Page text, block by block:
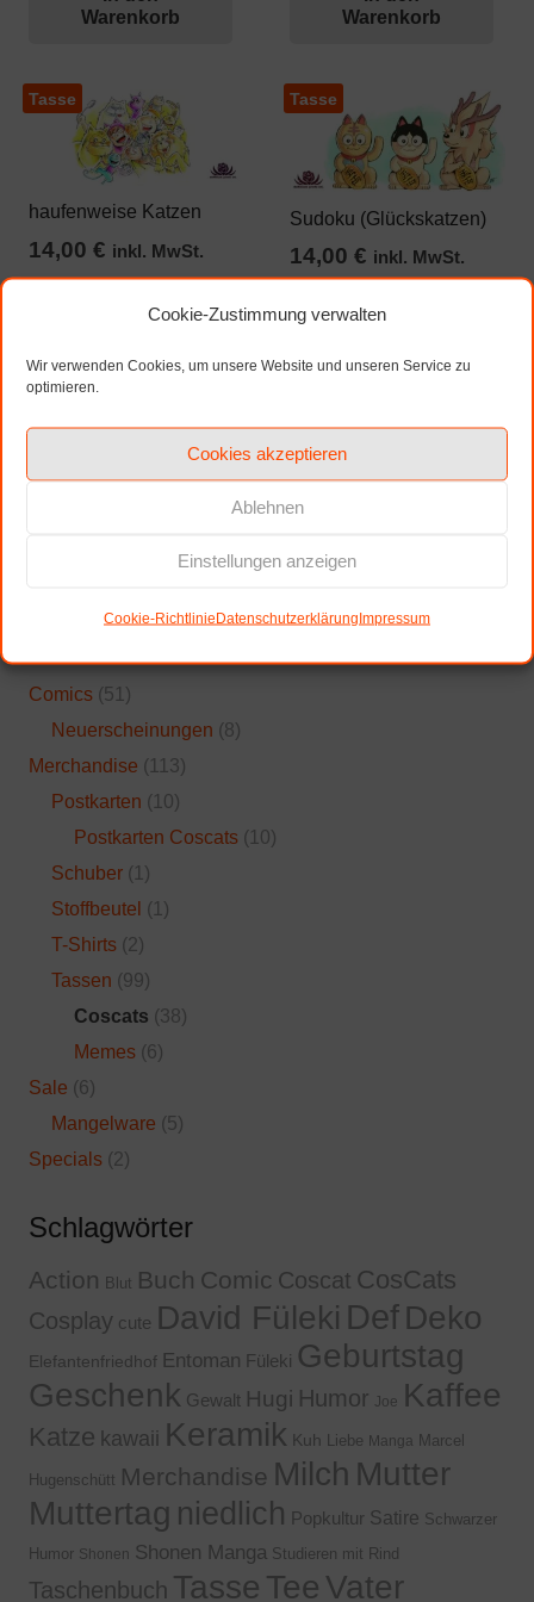
Cookie-Zustimmung verwalten
Wir verwenden Cookies, um unsere Website und unseren Service zu
optimieren.
Cookies akzeptieren
Ablehnen
Einstellungen anzeigen
Cookie-RichtlinieDatenschutzerklärungImpressum
Warenkorb
Warenkorb
Tasse
haufenweise Katzen
14,00 € inkl. MwSt.
zzgl. Versandkosten
In den
Warenkorb
Tasse
Sudoku (Glückskatzen)
14,00€ inkl. MwSt.
zzgl. Versandkosten
In den
Comics (51)
Neuerscheinungen (8)
Merchandise (113)
Postkarten (10)
Postkarten Coscats (10)
Schuber (1)
Stoffbeutel (1)
T-Shirts (2)
Tassen (99)
Coscats (38)
Memes (6)
Sale (6)
Mangelware (5)
Specials (2)
Schlagwörter
Action Blut Buch Comic Coscat CosCats
Cosplay cute David Füleki Def Deko
Elefantenfriedhof Entoman Füleki Geburtstag
Geschenk Gewalt Hugi Humor Joe Kaffee
Katze kawaii Keramik Kuh Liebe Manga Marcel
Hugenschütt Merchandise Milch Mutter
Muttertag niedlich Popkultur Satire Schwarzer
Humor Shonen Shonen Manga Studieren mit Rind
Taschenbuch Tasse Tee Vater